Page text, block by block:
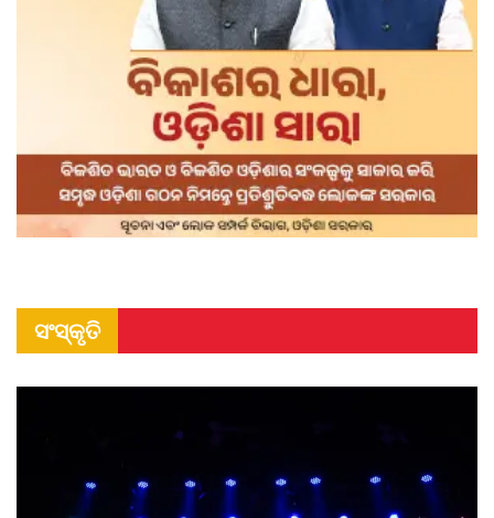
ସଂସ୍କୃତି